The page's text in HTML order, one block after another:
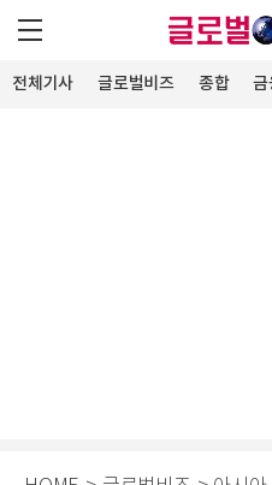
전체기사 글로벌비즈 종합 금